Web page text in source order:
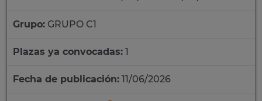
Grupo: GRUPO C1
Plazas ya convocadas: 1
Fecha de publicación: 11/06/2026